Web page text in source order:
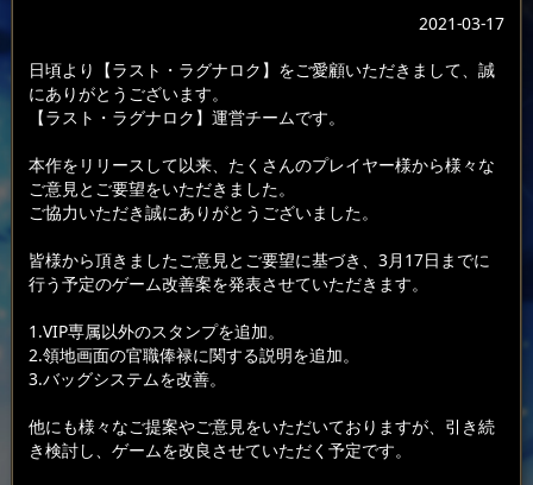
2021-03-17
日頃より【ラスト・ラグナロク】をご愛顧いただきまして、誠
にありがとうございます。
【ラスト・ラグナロク】運営チームです。
本作をリリースして以来、たくさんのプレイヤー様から様々な
ご意見とご要望をいただきました。
ご協力いただき誠にありがとうございました。
皆様から頂きましたご意見とご要望に基づき、3月17日までに
行う予定のゲーム改善案を発表させていただきます。
1.VIP専属以外のスタンプを追加。
2.領地画面の官職俸禄に関する説明を追加。
3.バッグシステムを改善。
他にも様々なご提案やご意見をいただいておりますが、引き続
き検討し、ゲームを改良させていただく予定です。